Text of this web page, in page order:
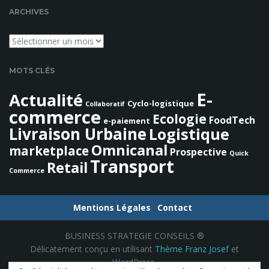
e
h
e
r
e
ARCHIVES
Archives
MOTS CLÉS
Actualité Collaboratif Cyclo-logistique E-
commerce e-paiement Ecologie FoodTech
Livraison Urbaine Logistique
marketplaceOmnicanal Prospective Quick
Commerce RetailTransport
Mentions Légales Contact
BUSINESS STRATEGIE CONSEILS ®
Délicatement conçu en utilisant Thème Franz Josefet
WordPress.